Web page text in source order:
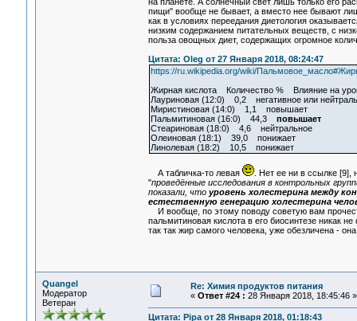
пищи" вообще не бывает, а вместо нее бывают
как в условиях переедания диетология
низким содержанием питательных веществ, с
польза овощных диет, содержащих огромное
Цитата: Oleg от 27 Января 2018, 08:24:47
https://ru.wikipedia.org/wiki/
Жирная кислота Количество % Влияние на
Лауриновая (12:0) 0,2 негативное или
Миристиновая (14:0) 1,1 повышает
Пальмитиновая (16:0) 44,3 повышает
Стеариновая (18:0) 4,6 нейтральное
Олеиновая (18:1) 39,0 понижает
Линолевая (18:2) 10,5 понижает
А табличка-то левая
. Нет ее ни в ссылке [9],
"проведённые исследования в контрольных
показали, что уровень холестерина между
естественную генерацию холестерина
И вообще, по этому поводу советую вам
пальмитиновая кислота в его биосинтезе никак
так так жир самого человека, уже обезличена -
Quangel
Модератор
Ветеран
Re: Химия продуктов питания
« Ответ #24 : 28 Января 2018, 18:45:46 »
Цитата: Pipa от 28 Января 2018, 01:18:43